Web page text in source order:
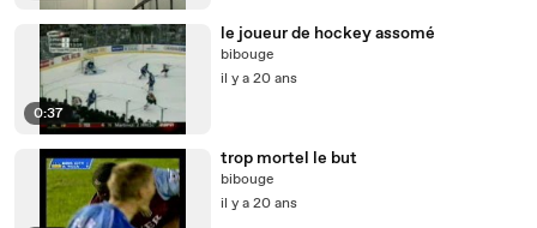
0:37
le joueur de hockey assomé
bibouge
il y a 20 ans
trop mortel le but
bibouge
il y a 20 ans